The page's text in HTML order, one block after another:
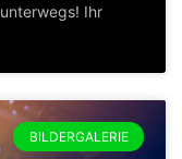
Ihr
BILDERGALERIE